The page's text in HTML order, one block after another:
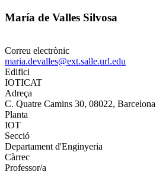
María de Valles Silvosa
Correu electrònic
maria.devalles@ext.salle.url.edu
Edifici
IOTICAT
Adreça
C. Quatre Camins 30, 08022, Barcelona
Planta
IOT
Secció
Departament d'Enginyeria
Càrrec
Professor/a